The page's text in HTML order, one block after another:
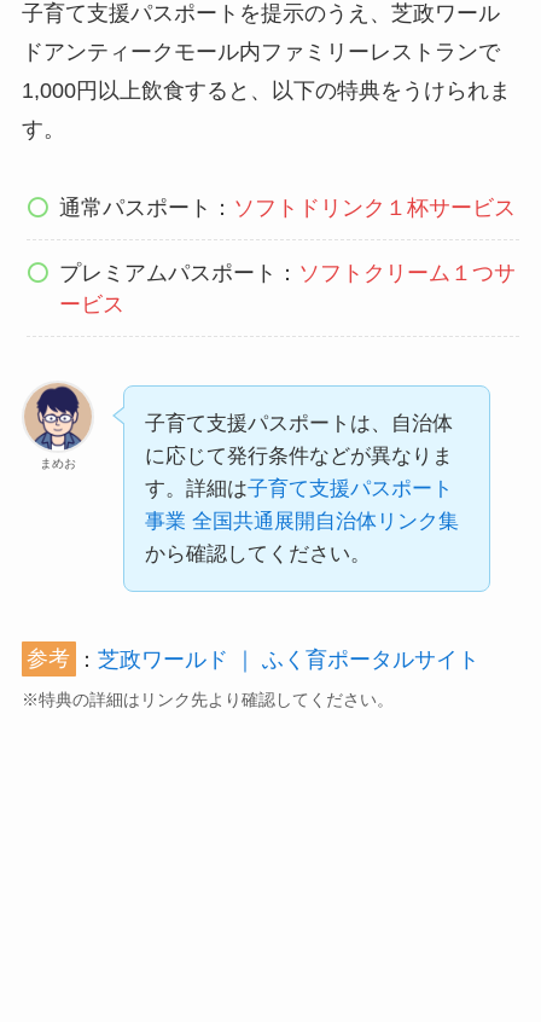
子育て支援パスポートを提示のうえ、芝政ワール
ドアンティークモール内ファミリーレストランで
1,000円以上飲食すると、以下の特典をうけられま
す。
通常パスポート： ソフトドリンク１杯サービス
プレミアムパスポート： ソフトクリーム１つサ
ービス
まめお
子育て支援パスポートは、自治体
に応じて発行条件などが異なりま
す。詳細は子育て支援パスポート
事業 全国共通展開自治体リンク集
から確認してください。
参考 ： 芝政ワールド ｜ ふく育ポータルサイト
※特典の詳細はリンク先より確認してください。